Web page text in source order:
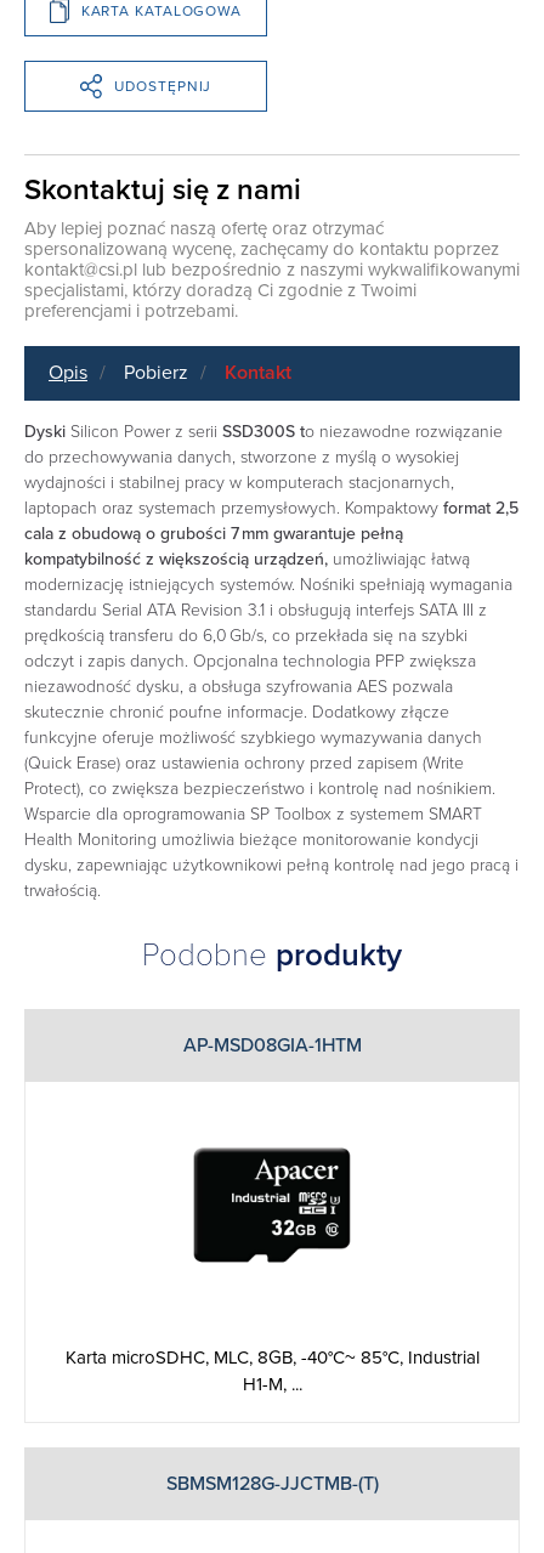
KARTA KATALOGOWA
UDOSTĘPNIJ
Skontaktuj się z nami
Aby lepiej poznać naszą ofertę oraz otrzymać
spersonalizowaną wycenę, zachęcamy do kontaktu poprzez
kontakt@csi.pl lub bezpośrednio z naszymi wykwalifikowanymi
specjalistami, którzy doradzą Ci zgodnie z Twoimi
preferencjami i potrzebami.
Opis Pobierz Kontakt
Dyski Silicon Power z serii SSD300S to niezawodne rozwiązanie
do przechowywania danych, stworzone z myślą o wysokiej
wydajności i stabilnej pracy w komputerach stacjonarnych,
laptopach oraz systemach przemysłowych. Kompaktowy format 2,5
cala z obudową o grubości 7 mm gwarantuje pełną
kompatybilność z większością urządzeń, umożliwiając łatwą
modernizację istniejących systemów. Nośniki spełniają wymagania
standardu Serial ATA Revision 3.1 i obsługują interfejs SATA III z
prędkością transferu do 6,0 Gb/s, co przekłada się na szybki
odczyt i zapis danych. Opcjonalna technologia PFP zwiększa
niezawodność dysku, a obsługa szyfrowania AES pozwala
skutecznie chronić poufne informacje. Dodatkowy złącze
funkcyjne oferuje możliwość szybkiego wymazywania danych
(Quick Erase) oraz ustawienia ochrony przed zapisem (Write
Protect), co zwiększa bezpieczeństwo i kontrolę nad nośnikiem.
Wsparcie dla oprogramowania SP Toolbox z systemem SMART
Health Monitoring umożliwia bieżące monitorowanie kondycji
dysku, zapewniając użytkownikowi pełną kontrolę nad jego pracą i
trwałością.
Podobne produkty
AP-MSD08GIA-1HTM
Karta microSDHC, MLC, 8GB, -40°C~ 85°C, Industrial
H1-M, ...
SBMSM128G-JJCTMB-(T)